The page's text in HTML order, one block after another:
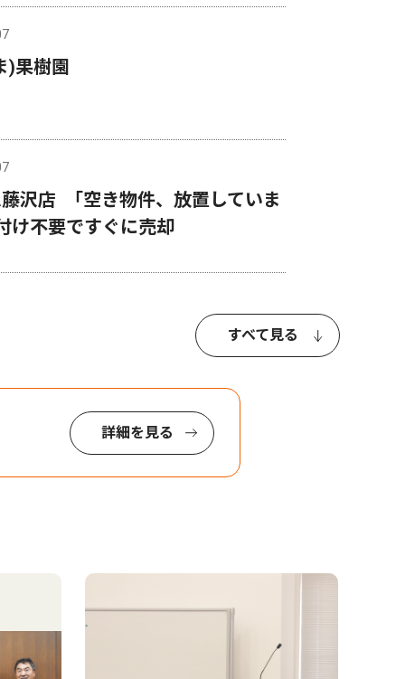
)果樹園
沢店 ｢空き物件、放置していま
不要ですぐに売却
すべて見る
詳細を見る